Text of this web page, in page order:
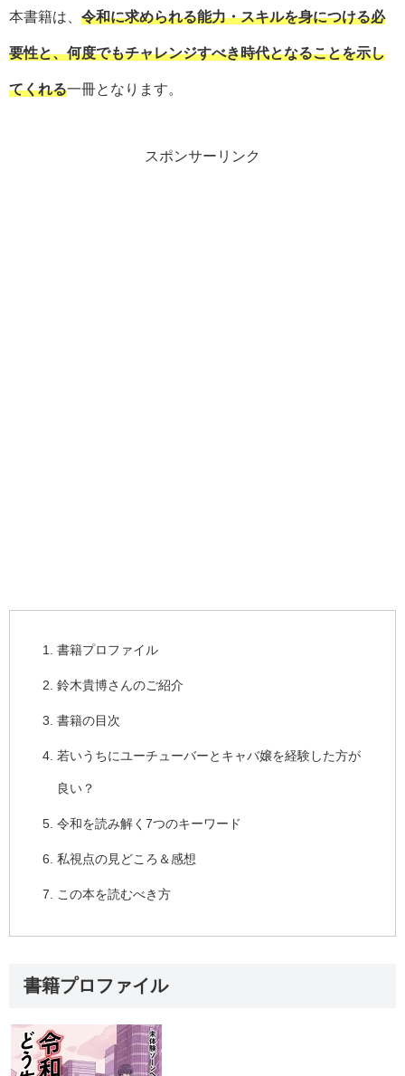
本書籍は、 令和に求められる能力・スキルを身につける必
要性と、何度でもチャレンジすべき時代となることを示し
てくれる一冊となります。
スポンサーリンク
書籍プロファイル
鈴木貴博さんのご紹介
書籍の目次
若いうちにユーチューバーとキャバ嬢を経験した方が
良い？
令和を読み解く7つのキーワード
私視点の見どころ＆感想
この本を読むべき方
書籍プロファイル